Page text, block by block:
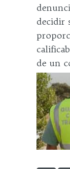
decidir
de un